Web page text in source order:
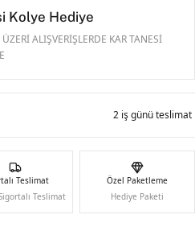
Kolye Hediye
ALIŞVERİŞLERDE KAR TANESİ
2 iş günü teslimat
Teslimat
Teslimat
Özel Paketleme
Hediye Paketi